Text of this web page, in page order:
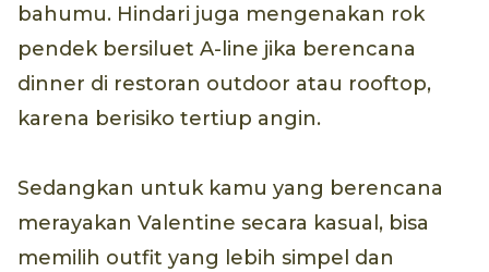
bahumu. Hindari juga mengenakan rok
pendek bersiluet A-line jika berencana
dinner di restoran outdoor atau rooftop,
karena berisiko tertiup angin.
Sedangkan untuk kamu yang berencana
merayakan Valentine secara kasual, bisa
memilih outfit yang lebih simpel dan